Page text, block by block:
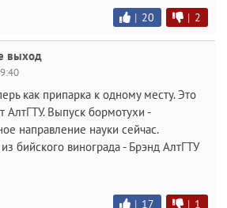
| 20 | 2
выход
как припарка к одному месту. Это
АлтГТУ. Выпуск бормотухи -
направление науки сейчас.
бийского винограда - Брэнд АлтГТУ
| 17 | 1